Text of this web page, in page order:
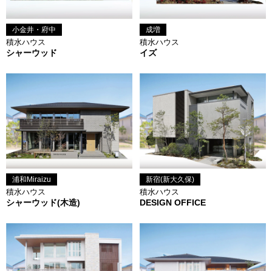
小金井・府中
積水ハウス
シャーウッド
成増
積水ハウス
イズ
浦和Miraizu
積水ハウス
シャーウッド(木造)
新宿(新大久保)
積水ハウス
DESIGN OFFICE